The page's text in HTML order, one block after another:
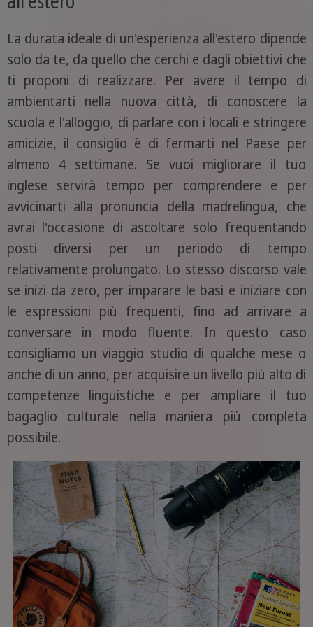
La durata ideale di un'esperienza all'estero dipende
solo da te, da quello che cerchi e dagli obiettivi che
ti proponi di realizzare. Per avere il tempo di
ambientarti nella nuova città, di conoscere la
scuola e l'alloggio, di parlare con i locali e stringere
amicizie, il consiglio è di fermarti nel Paese per
almeno 4 settimane. Se vuoi migliorare il tuo
inglese servirà tempo per comprendere e per
avvicinarti alla pronuncia della madrelingua, che
avrai l'occasione di ascoltare solo frequentando
posti diversi per un periodo di tempo
relativamente prolungato. Lo stesso discorso vale
se inizi da zero, per imparare le basi e iniziare con
le espressioni più frequenti, fino ad arrivare a
conversare in modo fluente. In questo caso
consigliamo un viaggio studio di qualche mese o
anche di un anno, per acquisire un livello più alto di
competenze linguistiche e per ampliare il tuo
bagaglio culturale nella maniera più completa
possibile.